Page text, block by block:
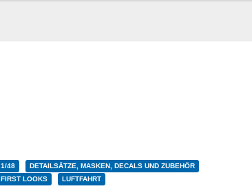
1/48
DETAILSÄTZE, MASKEN, DECALS UND ZUBEHÖR
FIRST LOOKS
LUFTFAHRT